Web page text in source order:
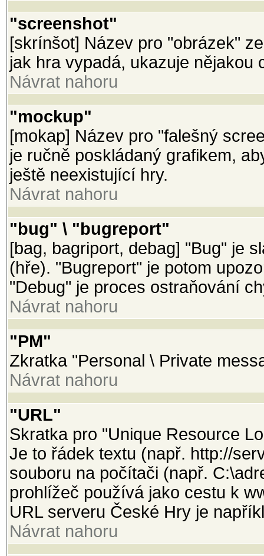
"screenshot"
[skrínšot] Název pro "obrázek"
jak hra vypadá, ukazuje nějakou
Návrat nahoru
"mockup"
[mokap] Název pro "falešný
je ručně poskládaný grafikem,
ještě neexistující hry.
Návrat nahoru
"bug" \ "bugreport"
[bag, bagriport, debag] "Bug" je
(hře). "Bugreport" je potom
"Debug" je proces ostraňování
Návrat nahoru
"PM"
Zkratka "Personal \ Private
Návrat nahoru
"URL"
Skratka pro "Unique Resource
Je to řádek textu (např. http://
souboru na počítači (např.
prohlížeč používá jako cestu k
URL serveru České Hry je
Návrat nahoru